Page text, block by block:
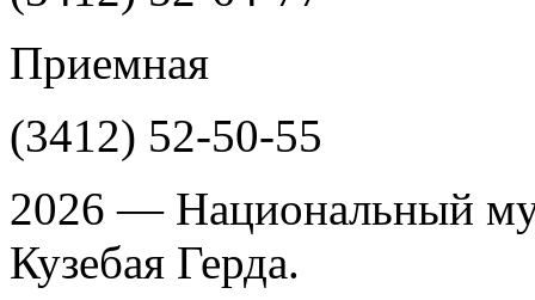
Приемная
(3412) 52-50-55
2026 — Национальный
Кузебая Герда.